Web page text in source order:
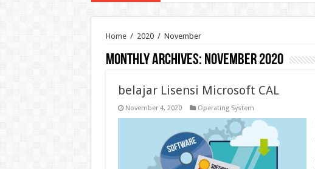
Home / 2020 / November
Monthly Archives: November 2020
belajar Lisensi Microsoft CAL
November 4, 2020 Operating System